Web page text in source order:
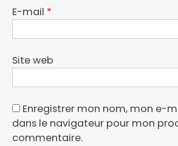
E-mail *
Site web
Enregistrer mon nom, mon e-
dans le navigateur pour mon
commentaire.